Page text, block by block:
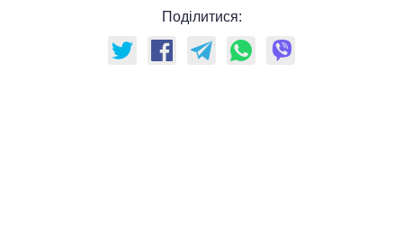
Поділитися: